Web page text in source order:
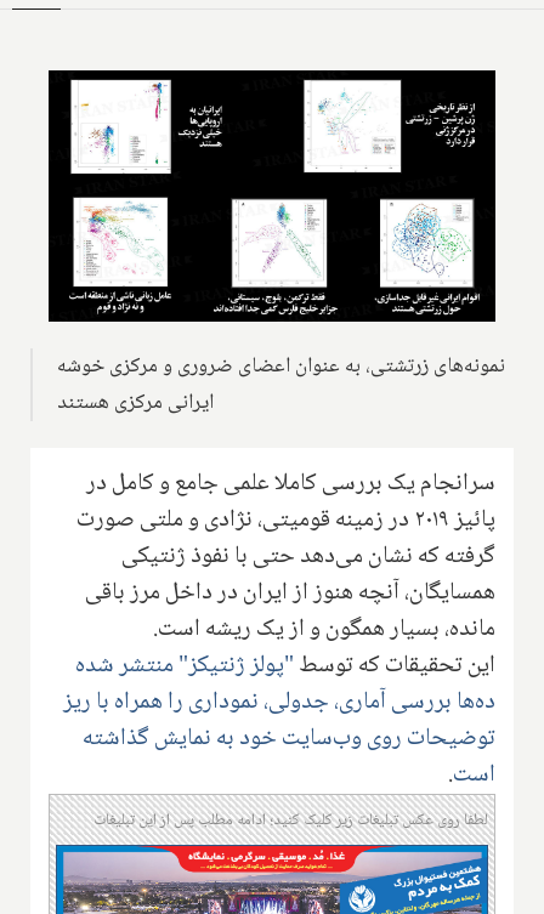
نمونه‌های زرتشتی، به عنوان اعضای ضروری و مرکزی خوشه
ایرانی مرکزی هستند
سرانجام یک بررسی کاملا علمی جامع و کامل در
پائیز ۲۰۱۹ در زمینه قومیتی، نژادی و ملتی صورت
گرفته که نشان می‌دهد حتی با نفوذ ژنتیکی
همسایگان، آنچه هنوز از ایران در داخل مرز باقی
مانده، بسیار همگون و از یک ریشه است.
این تحقیقات که توسط"پولز ژنتیکز" منتشر شده
ده‌ها بررسی آماری، جدولی، نموداری را همراه با ریز
توضیحات روی وب‌سایت خود به نمایش گذاشته
است.
لطفا روی عکس تبلیغات زیر کلیک کنید؛ ادامه مطلب پس از این تبلیغات